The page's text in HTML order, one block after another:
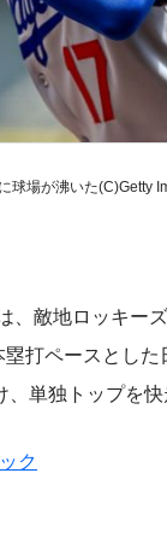
球場が沸いた(C)Getty
敵地ロッキー
打ペースとし
単独トップを快
ク